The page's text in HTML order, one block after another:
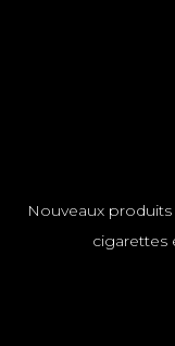
Nouveaux
cigarettes